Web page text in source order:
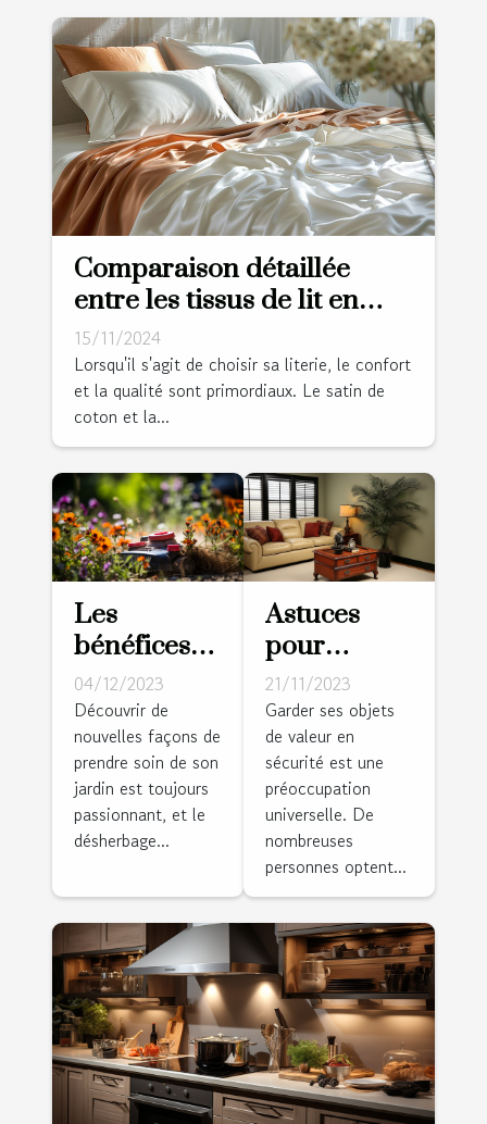
Comparaison détaillée
entre les tissus de lit en
satin de coton et percale
15/11/2024
Lorsqu'il s'agit de choisir sa literie, le confort
et la qualité sont primordiaux. Le satin de
coton et la...
Les
bénéfices
du
désherbage
thermique
pour votre
jardin
04/12/2023
Découvrir de
nouvelles façons de
prendre soin de son
jardin est toujours
passionnant, et le
désherbage...
Astuces
pour
dissimuler
un coffre-
fort dans
votre salle
de séjour
21/11/2023
Garder ses objets
de valeur en
sécurité est une
préoccupation
universelle. De
nombreuses
personnes optent...